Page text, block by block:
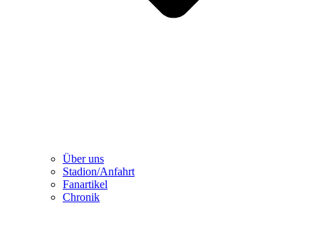
Über uns
Stadion/Anfahrt
Fanartikel
Chronik